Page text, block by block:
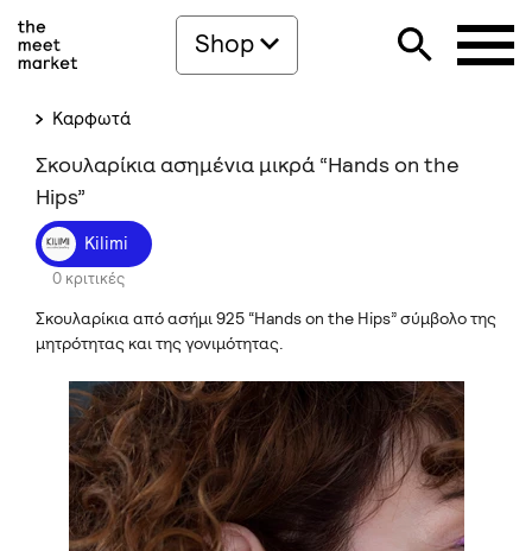
Shop
Καρφωτά
Σκουλαρίκια ασημένια μικρά “Hands on the
Hips”
Kilimi
0 κριτικές
Σκουλαρίκια από ασήμι 925 “Hands on the Hips” σύμβολο της
μητρότητας και της γονιμότητας.